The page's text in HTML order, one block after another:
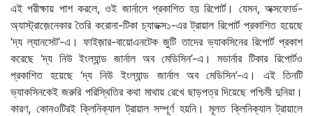
এই পরীক্ষায় পাশ করলে, ওই জার্নালে প্রকাশিত হয় রিপোর্ট। যেমন, অক্সফোর্ড-
অ্যাস্ট্রাজ়েনেকার তৈরি করোনা-টিকা চ্যাডক্স১-এর ট্রায়াল রিপোর্ট প্রকাশিত হয়েছে
‘দ্য ল্যানসেট’-এ। ফাইজ়ার-বায়োএনটেক জুটি তাদের ভ্যাকসিনের রিপোর্ট প্রকাশ
করেছে ‘দ্য নিউ ইংল্যান্ড জার্নাল অব মেডিসিন’-এ। মডার্নার টিকার রিপোর্টও
প্রকাশিত হয়েছে ‘দ্য নিউ ইংল্যান্ড জার্নাল অব মেডিসিন’-এ। এই তিনটি
ভ্যাকসিনকেই জরুরি পরিস্থিতির কথা মাথায় রেখে ছাড়পত্র দিয়েছে পশ্চিমী দুনিয়া।
কারণ, কোনওটিরই ক্লিনিক্যাল ট্রায়াল সম্পূর্ণ হয়নি। মূলত ক্লিনিক্যাল ট্রায়ালে